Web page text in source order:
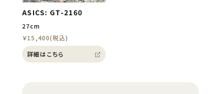
ASICS: GT-2160
27cm
￥15,400(税込)
詳細はこちら